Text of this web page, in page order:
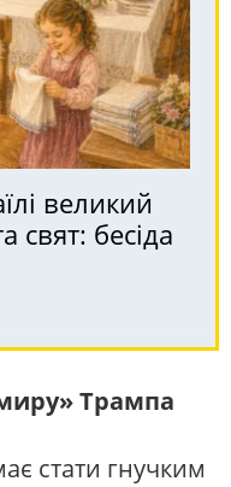
великий
свят: бесіда
Трампа
стати гнучким